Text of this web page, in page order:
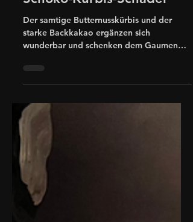
Schoko-Kürbis-Schädel
Der samtige Butternusskürbis und der
jeder Halloween-Party.